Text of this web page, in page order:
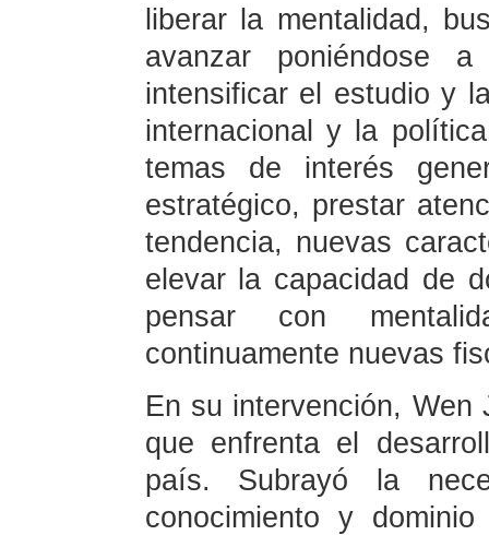
liberar la mentalidad,
avanzar poniéndose
intensificar el estudio y
internacional y la
temas de interés
estratégico, prestar
tendencia, nuevas
elevar la capacidad de
pensar con
continuamente nuevas
En su intervención, Wen
que enfrenta el
país. Subrayó la
conocimiento y